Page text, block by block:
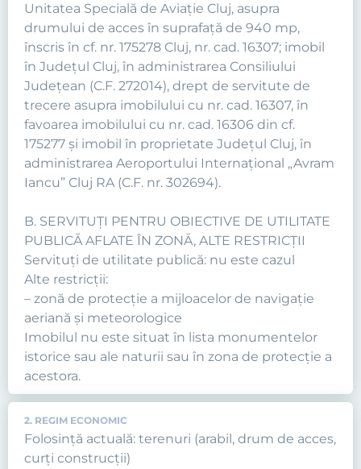
Unitatea Specială de Aviație Cluj, asupra
drumului de acces în suprafață de 940 mp,
înscris în cf. nr. 175278 Cluj, nr. cad. 16307; imobil
în Județul Cluj, în administrarea Consiliului
Județean (C.F. 272014), drept de servitute de
trecere asupra imobilului cu nr. cad. 16307, în
favoarea imobilului cu nr. cad. 16306 din cf.
175277 și imobil în proprietate Județul Cluj, în
administrarea Aeroportului Internațional „Avram
Iancu” Cluj RA (C.F. nr. 302694).
B. SERVITUȚI PENTRU OBIECTIVE DE UTILITATE
PUBLICĂ AFLATE ÎN ZONĂ, ALTE RESTRICȚII
Servituţi de utilitate publică: nu este cazul
Alte restricții:
– zonă de protecție a mijloacelor de navigație
aeriană și meteorologice
Imobilul nu este situat în lista monumentelor
istorice sau ale naturii sau în zona de protecție a
acestora.
2. REGIM ECONOMIC
Folosință actuală: terenuri (arabil, drum de acces,
curți construcții)